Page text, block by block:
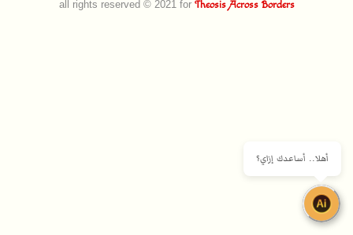
all rights reserved © 2021 for Theosis Across Borders
أهلا.. أساعدك إزاي؟